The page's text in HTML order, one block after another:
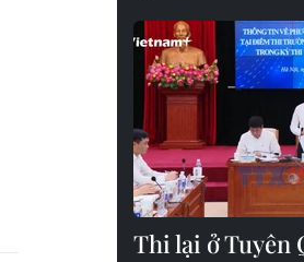
Thi lại ở Tuyên